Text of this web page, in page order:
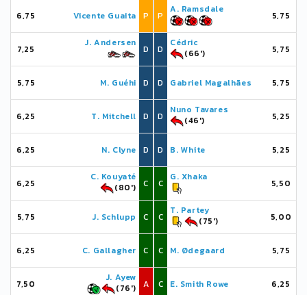
6,75 Vicente Guaita P
7,25
J. Andersen
D
5,75 M. Guéhi D
6,25 T. Mitchell D
6,25 N. Clyne D
6,25
C. Kouyaté
(80')
C
5,75 J. Schlupp C
6,25 C. Gallagher C
7,50
J. Ayew
(76')
A
P
A. Ramsdale
5,75
D
Cédric
(66')
5,75
D Gabriel Magalhães 5,75
D
Nuno Tavares
(46')
5,25
D B. White 5,25
C
G. Xhaka
5,50
C
T. Partey
(75')
5,00
C M. Ødegaard 5,75
C E. Smith Rowe 6,25